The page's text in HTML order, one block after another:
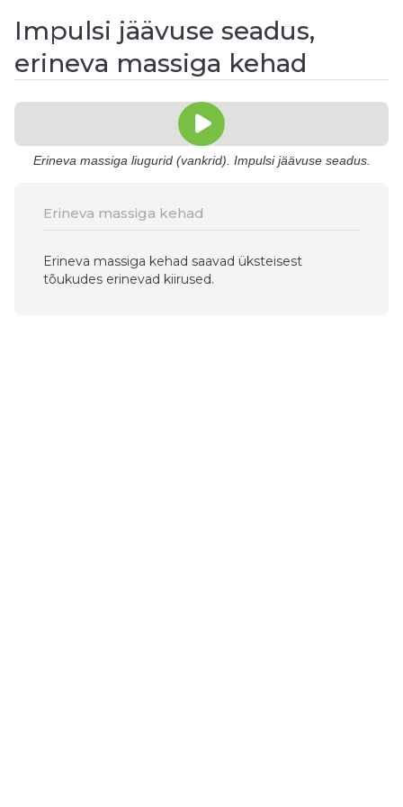
Impulsi jäävuse seadus,
erineva massiga kehad
Erineva massiga liugurid (vankrid). Impulsi jäävuse seadus.
Erineva massiga kehad
Erineva massiga kehad saavad üksteisest
tõukudes erinevad kiirused.